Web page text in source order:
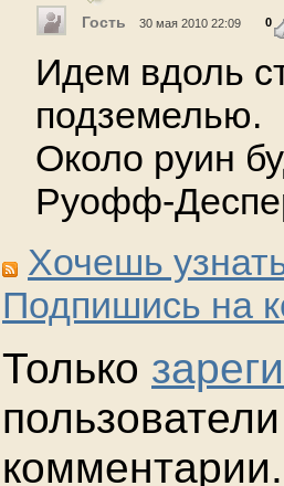
Гость 30 мая 2010 22:09 0
Идем вдоль
подземелью.
Около руин
Руофф-
Хочешь
Подпишись на
Только
комментарии.